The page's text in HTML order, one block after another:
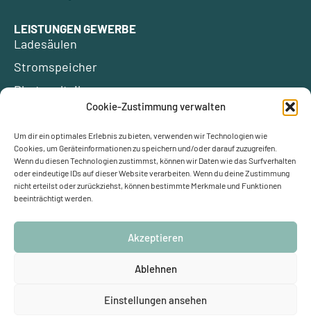
Cookie-Zustimmung verwalten
Um dir ein optimales Erlebnis zu bieten, verwenden wir Technologien wie
Cookies, um Geräteinformationen zu speichern und/oder darauf zuzugreifen.
Wenn du diesen Technologien zustimmst, können wir Daten wie das Surfverhalten
oder eindeutige IDs auf dieser Website verarbeiten. Wenn du deine Zustimmung
nicht erteilst oder zurückziehst, können bestimmte Merkmale und Funktionen
beeinträchtigt werden.
Akzeptieren
Ablehnen
Einstellungen ansehen
LEISTUNGEN GEWERBE
Ladesäulen
Stromspeicher
Photovoltaik
Kontakt
Förderungen
Blog
Glossar
Ersparnis berechnen
Klimaschutz
Cookie-Richtlinie (EU)